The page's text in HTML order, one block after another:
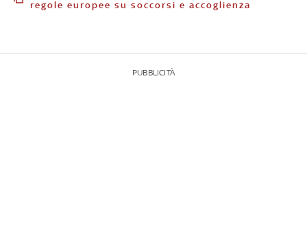
regole europee su soccorsi e accoglienza
PUBBLICITÀ